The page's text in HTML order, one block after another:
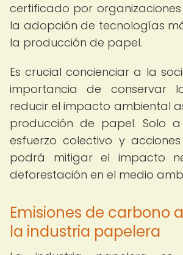
certificado por
la adopción de tecnologías
la producción de papel.
Es crucial concienciar a la
importancia de conservar
reducir el impacto ambiental
producción de papel. Solo
esfuerzo colectivo y
podrá mitigar el impacto
deforestación en el medio
Emisiones de carbono
la industria papelera